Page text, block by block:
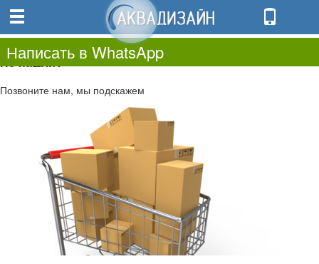
0.00
0
Не нашли?
Позвоните нам, мы подскажем
Написать в WhatsApp